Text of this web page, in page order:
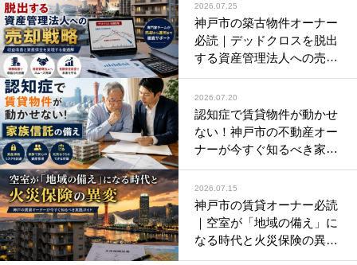
2026.07.25
神戸市の築古物件オーナー
必読｜デッドクロスを脱出
する資産管理法人への売却
と減価償却の財務戦略
2026.07.20
認知症で賃貸物件が動かせ
ない！神戸市の不動産オー
ナーが今すぐ知るべき家族
信託の備え
2026.07.15
神戸市の賃貸オーナー必読
｜空室が「地域の備え」に
なる時代と火災保険の異変
に今すぐ備える